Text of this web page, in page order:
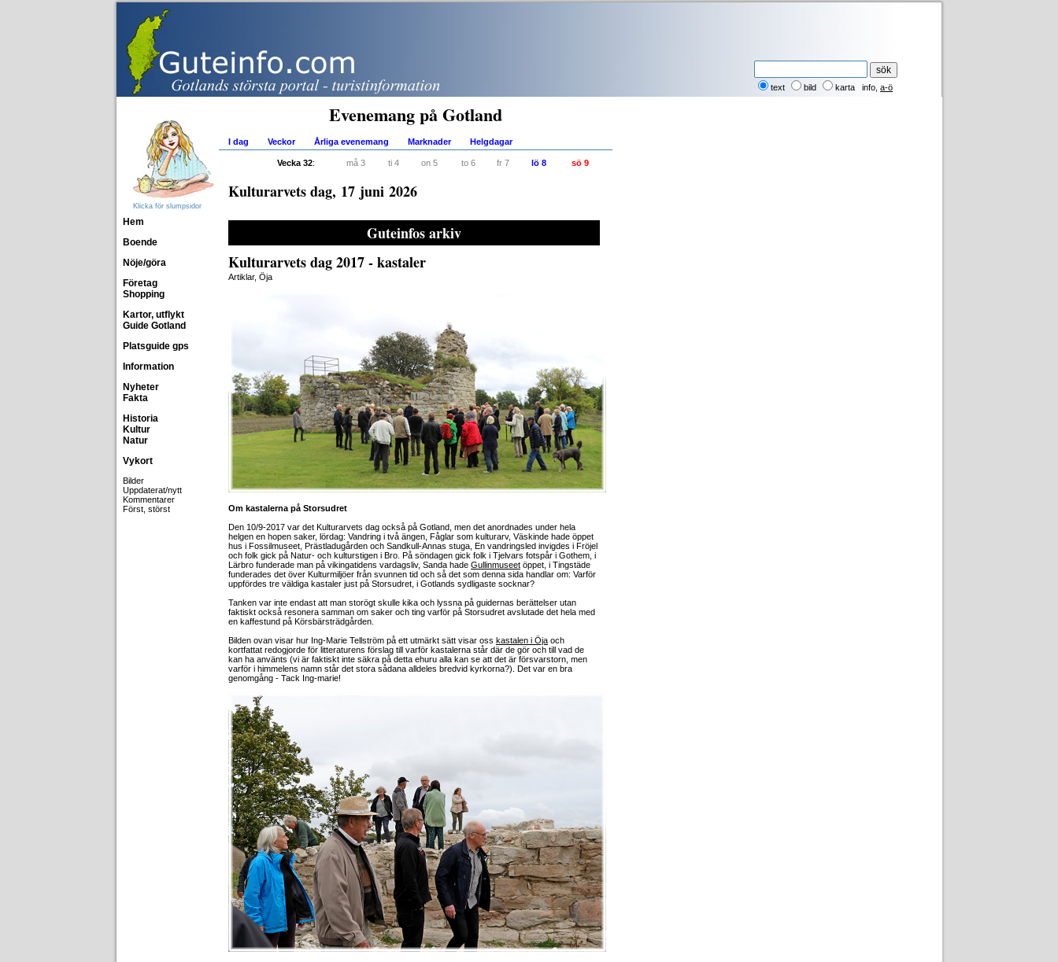
text bild karta info a-ö
Klicka för slumpsidor
Hem
Boende
Nöje/göra
Företag
Shopping
Kartor, utflykt
Guide Gotland
Platsguide gps
Information
Nyheter
Fakta
Historia
Kultur
Natur
Vykort
Bilder
Uppdaterat/nytt
Kommentarer
Först, störst
Evenemang på Gotland
I dag Veckor Årliga evenemang Marknader Helgdagar
Vecka 32: må 3 ti 4 on 5 to 6 fr 7 lö 8 sö 9
Kulturarvets dag, 17 juni 2026
Guteinfos arkiv
Kulturarvets dag 2017 - kastaler
Artiklar, Öja
Om kastalerna på Storsudret
Den 10/9-2017 var det Kulturarvets dag också på Gotland, men det anordnades under hela
helgen en hopen saker, lördag: Vandring i två ängen, Fåglar som kulturarv, Väskinde hade öppet
hus i Fossilmuseet, Prästladugården och Sandkull-Annas stuga, En vandringsled invigdes i Fröjel
och folk gick på Natur- och kulturstigen i Bro. På söndagen gick folk i Tjelvars fotspår i Gothem, i
Lärbro funderade man på vikingatidens vardagsliv, Sanda hade Gullinmuseet öppet, i Tingstäde
funderades det över Kulturmiljöer från svunnen tid och så det som denna sida handlar om: Varför
uppfördes tre väldiga kastaler just på Storsudret, i Gotlands sydligaste socknar?
Tanken var inte endast att man storögt skulle kika och lyssna på guidernas berättelser utan
faktiskt också resonera samman om saker och ting varför på Storsudret avslutade det hela med
en kaffestund på Körsbärsträdgården.
Bilden ovan visar hur Ing-Marie Tellström på ett utmärkt sätt visar oss kastalen i Öja och
kortfattat redogjorde för litteraturens förslag till varför kastalerna står där de gör och till vad de
kan ha använts (vi är faktiskt inte säkra på detta ehuru alla kan se att det är försvarstorn, men
varför i himmelens namn står det stora sådana alldeles bredvid kyrkorna?). Det var en bra
genomgång - Tack Ing-marie!